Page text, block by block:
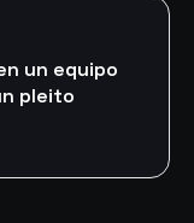
un equipo
pleito